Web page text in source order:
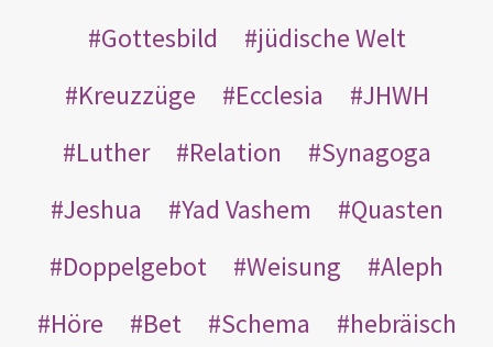
Gottesbild
jüdische Welt
Kreuzzüge
Ecclesia
JHWH
Luther
Relation
Synagoga
Jeshua
Yad Vashem
Quasten
Doppelgebot
Weisung
Aleph
Höre
Bet Schema
hebräisch